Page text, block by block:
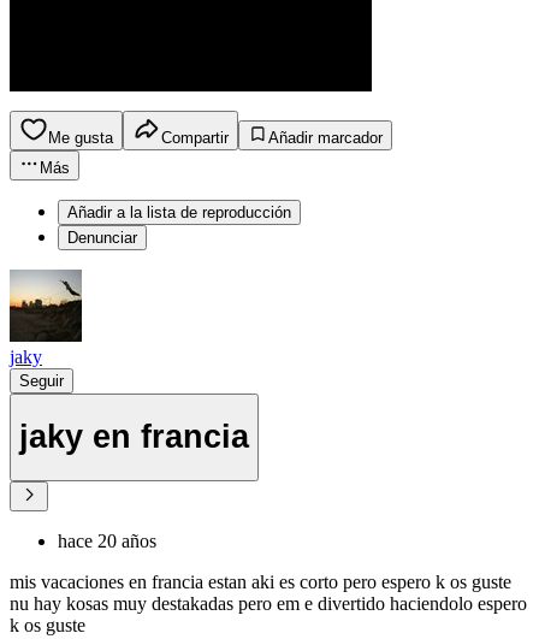
Me gusta Compartir
Añadir marcador
Más
Añadir a la lista de reproducción
Denunciar
jaky
Seguir
jaky en francia
hace 20 años
mis vacaciones en francia estan aki es corto pero espero k os guste
nu hay kosas muy destakadas pero em e divertido haciendolo espero
k os guste